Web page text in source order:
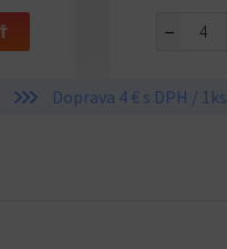
−
Doprava 4 € s DPH / 1ks